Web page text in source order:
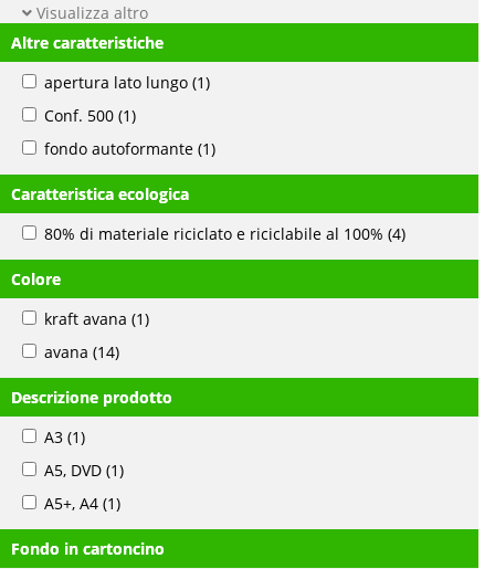
Visualizza altro
Altre caratteristiche
apertura lato lungo (1)
Conf. 500 (1)
fondo autoformante (1)
Caratteristica ecologica
80% di materiale riciclato e riciclabile al 100% (4)
Colore
kraft avana (1)
avana (14)
Descrizione prodotto
A3 (1)
A5, DVD (1)
A5+, A4 (1)
Fondo in cartoncino